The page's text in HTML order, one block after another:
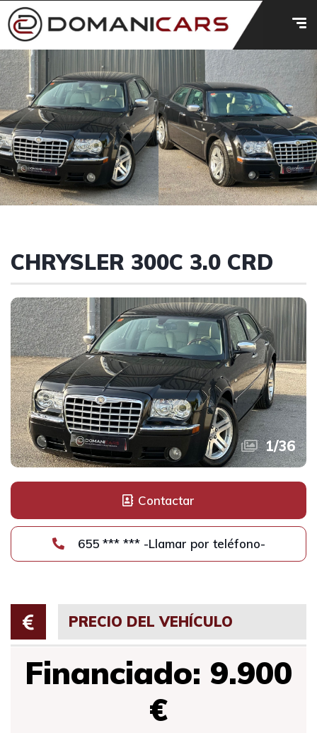
CHRYSLER 300C 3.0 CRD
1/36
Contactar
655 *** *** -Llamar por teléfono-
PRECIO DEL VEHÍCULO
Financiado: 9.900
€